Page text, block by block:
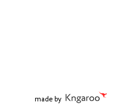
made by